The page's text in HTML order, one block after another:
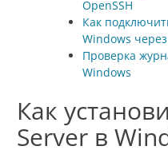
OpenSSH
Как
Windows через
Проверка
Windows
Как
Server в